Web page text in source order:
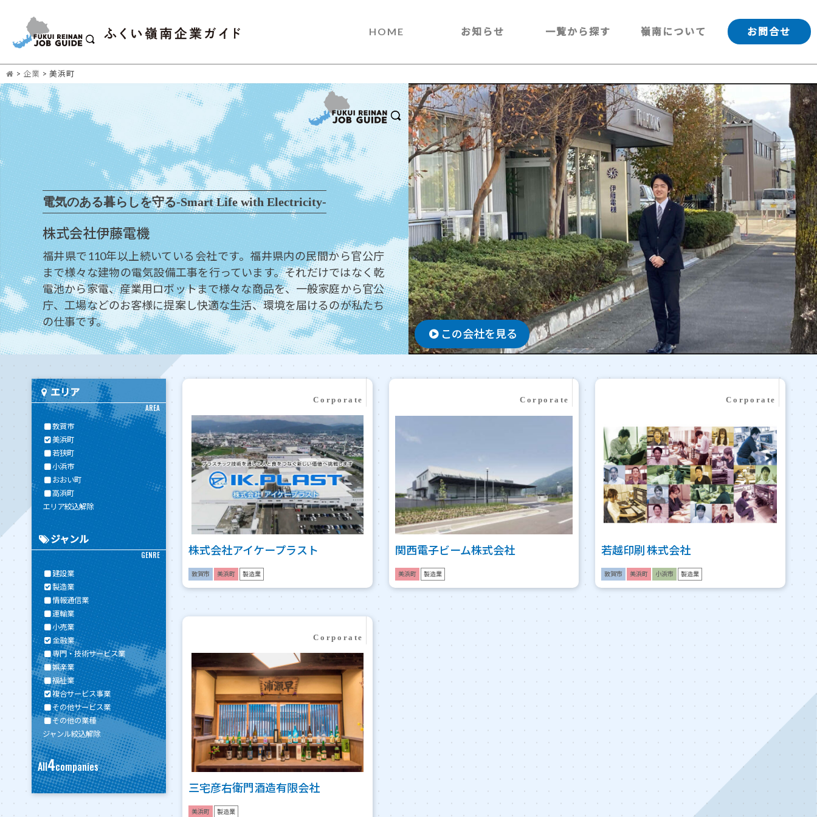
HOME お知らせ 一覧から探す 嶺南について お問合せ
> 企業 > 美浜町
電気のある暮らしを守る-Smart Life with Electricity-
株式会社伊藤電機
福井県で110年以上続いている会社です。福井県内の民間から官公庁
まで様々な建物の電気設備工事を行っています。それだけではなく乾
電池から家電、産業用ロボットまで様々な商品を、一般家庭から官公
庁、工場などのお客様に提案し快適な生活、環境を届けるのが私たち
の仕事です。
この会社を見る
エリア
AREA
敦賀市
美浜町
若狭町
小浜市
おおい町
高浜町
エリア絞込解除
ジャンル
GENRE
建設業
製造業
情報通信業
運輸業
小売業
金融業
専門・技術サービス業
娯楽業
福祉業
複合サービス事業
その他サービス業
その他の業種
ジャンル絞込解除
All4companies
株式会社アイケープラスト
敦賀市 美浜町 製造業
関西電子ビーム株式会社
美浜町 製造業
若越印刷 株式会社
敦賀市 美浜町 小浜市 製造業
三宅彦右衛門酒造有限会社
美浜町 製造業